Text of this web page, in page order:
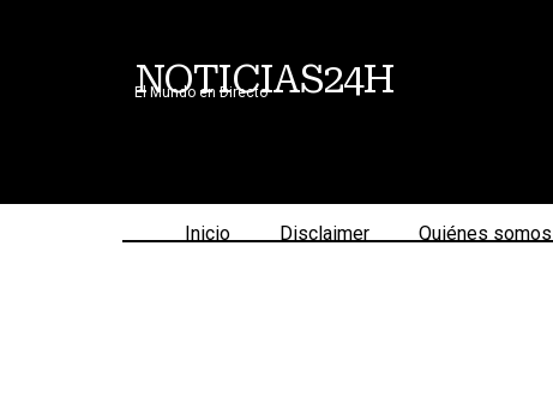
NOTICIAS24H
El Mundo en Directo
Inicio Disclaimer Quiénes somos